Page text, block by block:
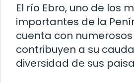
El río Ebro, uno de los
importantes de la
cuenta con
contribuyen a su
diversidad de sus